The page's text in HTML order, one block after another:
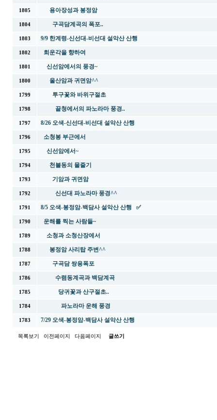
1805 용아장성과 봉정암
1804 구곡담계곡의 폭포..
1803 9/9 한계령-신선대-비선대 설악산 산행
1802 희운각을 향하여
1801 신선암에서의 풍경~
1800 울산암과 귀면암^^
1799 투구꽃와 바위구절초
1798 끝청에서의 파노라마 풍경..
1797 8/26 오색-신선대-비선대 설악산 산행
1796 소청봉 부근에서
1795 신선암에서~
1794 천불동의 물줄기
1793 기암과 귀면암
1792 신선대 파노라마 풍경^^
1791 8/5 오색-봉정암-백담사 설악산 산행 ✅
1790 운해를 찍는 사람들~
1789 소청과 소청산장에서
1788 봉정암 사리탑 주변^^
1787 구곡담 쌍용폭포
1786 수렴동계곡과 백담계곡
1785 당귀꽃과 산구절초..
1784 파노라마 운해 풍경
1783 7/29 오색-봉정암-백담사 설악산 산행
목록보기 이전페이지 다음페이지 글쓰기